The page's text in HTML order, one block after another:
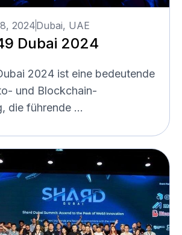
2024Dubai, UAE
Dubai 2024
2024 ist eine bedeutende
und Blockchain-
die führende ...